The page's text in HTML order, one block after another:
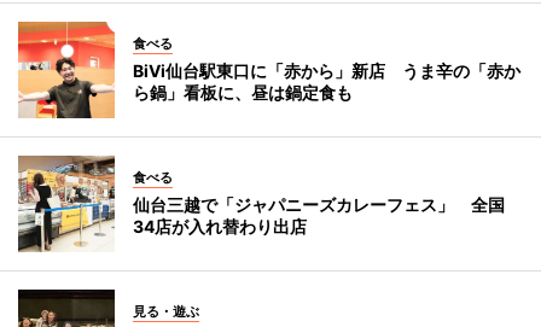
食べる
BiVi仙台駅東口に「赤から」新店 うま辛の「赤か
ら鍋」看板に、昼は鍋定食も
食べる
仙台三越で「ジャパニーズカレーフェス」 全国
34店が入れ替わり出店
見る・遊ぶ